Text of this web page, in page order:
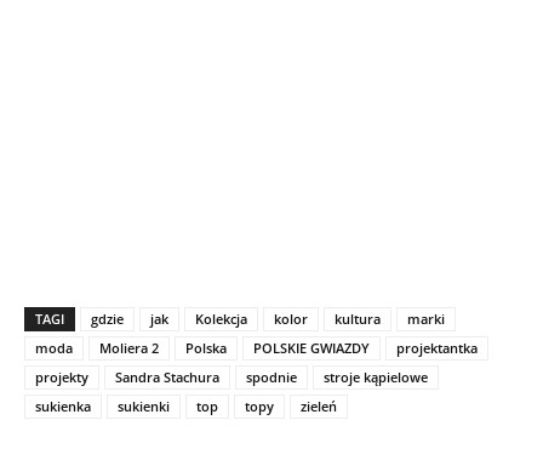
TAGI gdzie jak Kolekcja kolor kultura
marki
moda
Moliera 2 Polska POLSKIE GWIAZDY
projektantka
projekty
Sandra Stachura spodnie
stroje kąpielowe
sukienka
sukienki top topy zieleń